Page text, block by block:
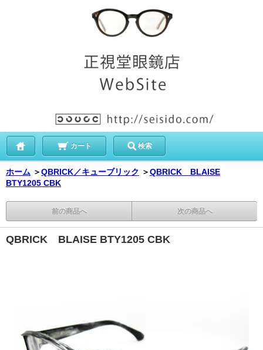
カート 検索
ホーム ＞QBRICK／キューブリック ＞QBRICK BLAISE
BTY1205 CBK
前の商品へ 次の商品へ
QBRICK BLAISE BTY1205 CBK